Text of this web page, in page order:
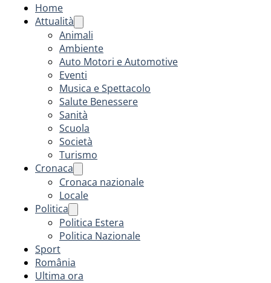
Home
Attualità
Animali
Ambiente
Auto Motori e Automotive
Eventi
Musica e Spettacolo
Salute Benessere
Sanità
Scuola
Società
Turismo
Cronaca
Cronaca nazionale
Locale
Politica
Politica Estera
Politica Nazionale
Sport
România
Ultima ora